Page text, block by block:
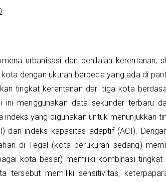
urbanisasi dan penilaian kerentanan,
dengan ukuran berbeda yang ada di
tingkat kerentanan dari tiga kota
ini menggunakan data sekunder terbaru
yang digunakan untuk menunjukkan
dan indeks kapasitas adaptif (ACI).
di Tegal (kota berukuran sedang)
kota besar) memiliki kombinasi tingkat
tersebut memiliki sensitivitas,